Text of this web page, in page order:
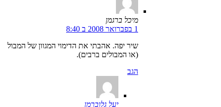
מיכל ברגמן
1 בפברואר 2008 ב 8:40
שיר יפה. אהבתי את הדימוי המגוון של המבול
(או המבולים ברבים).
הגב
יעל גלוברמן